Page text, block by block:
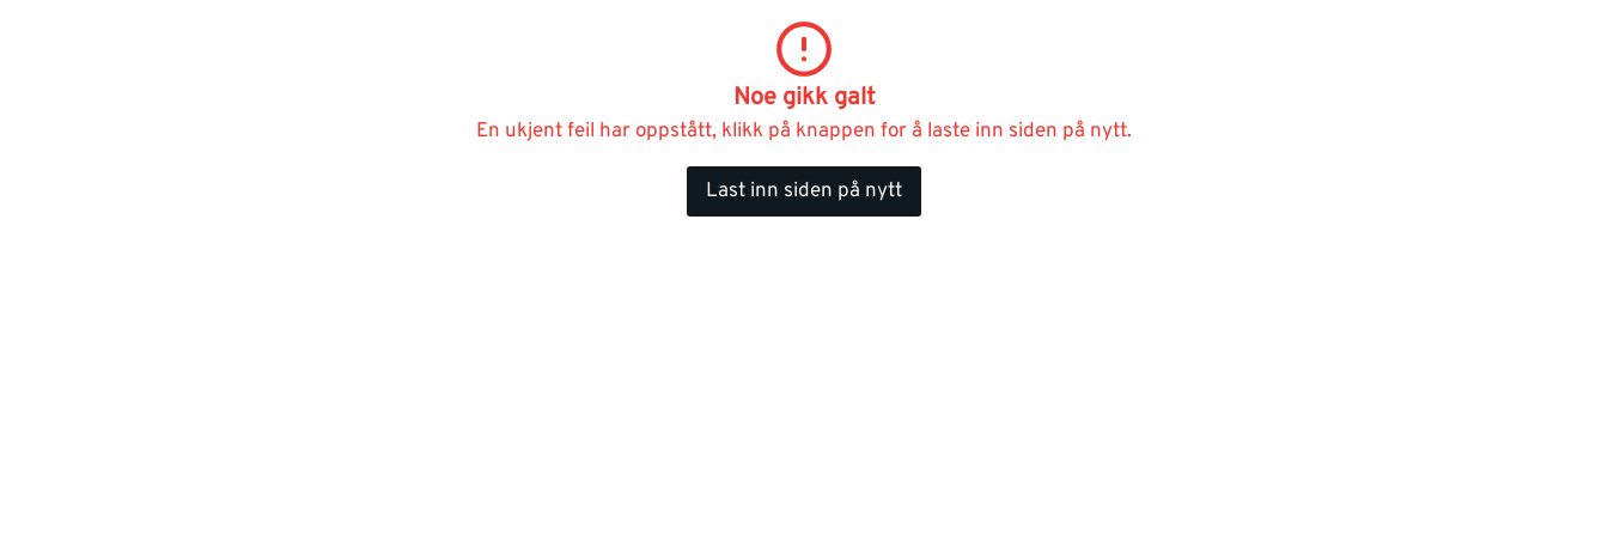
Noe gikk galt
En ukjent feil har oppstått, klikk på knappen for å laste inn siden på nytt.
Last inn siden på nytt